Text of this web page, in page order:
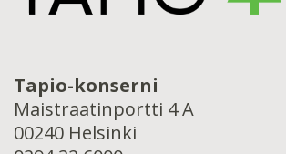
Tapio-konserni
Maistraatinportti 4 A
00240 Helsinki